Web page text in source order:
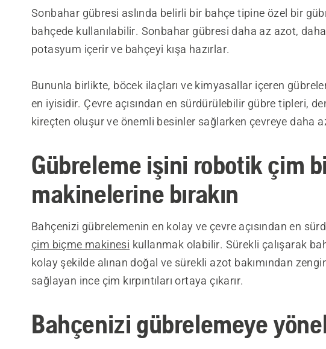
Sonbahar gübresi aslında belirli bir bahçe tipine özel bir
bahçede kullanılabilir. Sonbahar gübresi daha az azot,
potasyum içerir ve bahçeyi kışa hazırlar.
Bununla birlikte, böcek ilaçları ve kimyasallar içeren
en iyisidir. Çevre açısından en sürdürülebilir gübre tipleri,
kireçten oluşur ve önemli besinler sağlarken çevreye daha
Gübreleme işini robotik çim
makinelerine bırakın
Bahçenizi gübrelemenin en kolay ve çevre açısından en
çim biçme makinesi kullanmak olabilir. Sürekli çalışarak
kolay şekilde alınan doğal ve sürekli azot bakımından
sağlayan ince çim kırpıntıları ortaya çıkarır.
Bahçenizi gübrelemeye